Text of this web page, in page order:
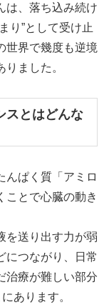
は、落ち込み続け
り”として受け止
世界で幾度も逆境
ました。
スとはどんな
んぱく質「アミロ
ことで心臓の動き
を送り出す力が弱
につながり、日常
治療が難しい部分
あります。